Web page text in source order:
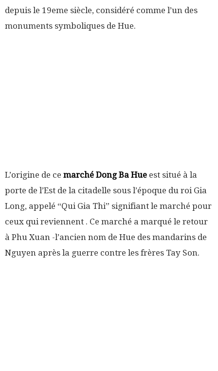
depuis le 19eme siècle, considéré comme l’un des
monuments symboliques de Hue.
L’origine de ce marché Dong Ba Hue est situé à la
porte de l’Est de la citadelle sous l’époque du roi Gia
Long, appelé “Qui Gia Thi” signifiant le marché pour
ceux qui reviennent . Ce marché a marqué le retour
à Phu Xuan -l’ancien nom de Hue des mandarins de
Nguyen après la guerre contre les frères Tay Son.